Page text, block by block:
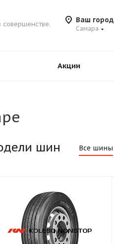
совершенстве. Ваш город
Самара
Акции
шин Все шины